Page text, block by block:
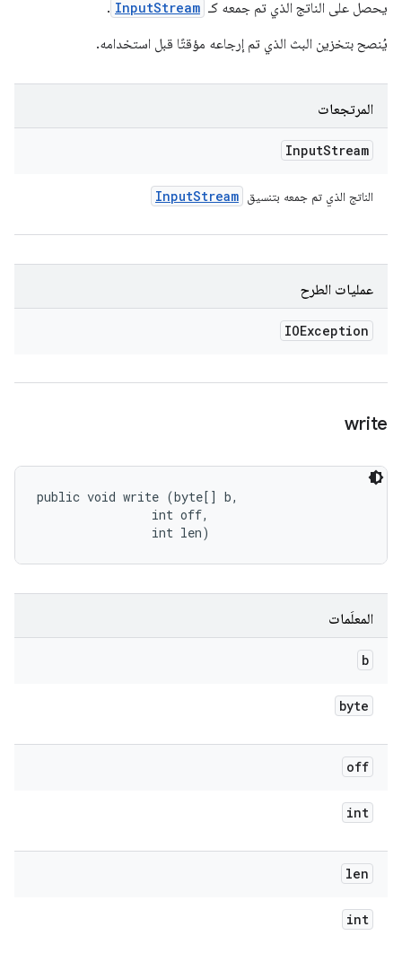
يحصل على الناتج الذي تم جمعه كـ InputStream
.
يُنصح بتخزين البث الذي تم إرجاعه مؤقتًا قبل استخدامه.
المرتجعات
InputStream
الناتج الذي تم جمعه بتنسيق InputStream
عمليات الطرح
IOException
write
public void write (byte[] b,
                int off,
                int len)
المعلَمات
b
byte
off
int
len
int